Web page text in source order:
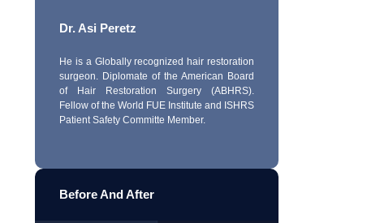
Dr. Asi Peretz
He is a Globally recognized hair restoration
surgeon. Diplomate of the American Board
of Hair Restoration Surgery (ABHRS).
Fellow of the World FUE Institute and ISHRS
Patient Safety Committe Member.
Before And After